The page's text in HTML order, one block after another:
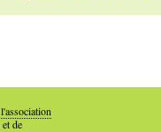
l'association
et de